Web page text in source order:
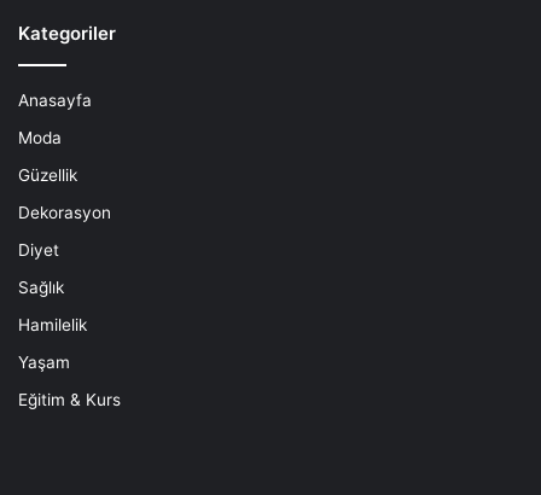
Kategoriler
Anasayfa
Moda
Güzellik
Dekorasyon
Diyet
Sağlık
Hamilelik
Yaşam
Eğitim & Kurs